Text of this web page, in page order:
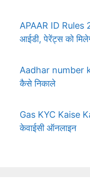
APAAR ID Rules
आईडी, पेरेंट्स को
Aadhar number
कैसे निकाले
Gas KYC Kaise
केवाईसी ऑनलाइन